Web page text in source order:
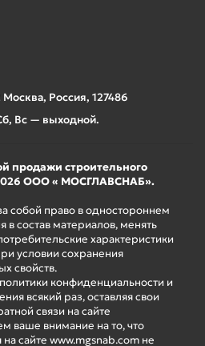
Россия, 127486
Вс — выходной.
продажи строительного
ООО « МОСГЛАВСНАБ».
собой право в одностороннем
в состав материалов, менять
характеристики
условии сохранения
свойств.
конфиденциальности и
всякий раз, оставляя свои
связи на сайте
ваше внимание на то, что
сайте www.mgsnab.com не